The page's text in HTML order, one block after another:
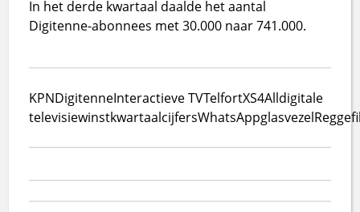
In het derde kwartaal daalde het aantal
Digitenne-abonnees met 30.000 naar 741.000.
KPNDigitenneInteractieve TVTelfortXS4Alldigitale
televisiewinstkwartaalcijfersWhatsAppglasvezel